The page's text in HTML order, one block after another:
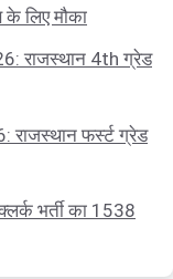
के लिए मौका
राजस्थान 4th ग्रेड
फर्स्ट ग्रेड
भर्ती का 1538